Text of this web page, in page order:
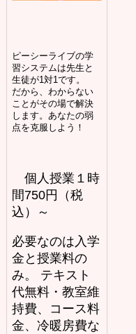
ピーシーライブの学
習システムは先生と
生徒が1対1です。
だから、わからない
ことがその場で解決
します。あなたの弱
点を克服しよう！
個人授業１時
間750円（税
込）～
必要なのは入学
金と授業料の
み。 テキスト
代無料・教室維
持費、コース料
金、冷暖房費な